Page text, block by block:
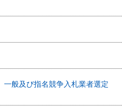
般及び指名競争入札業者選定